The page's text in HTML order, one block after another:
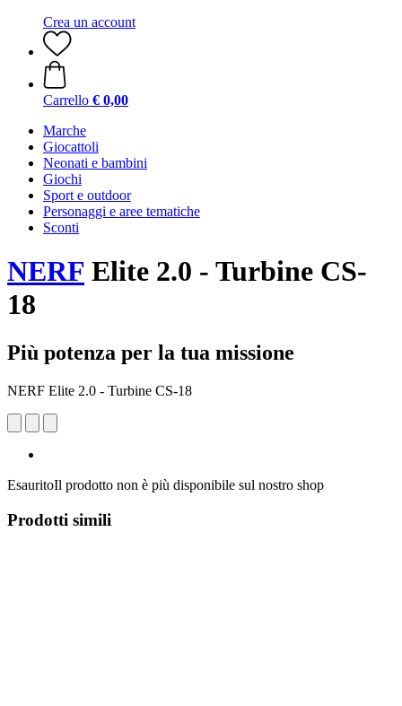
Crea un account
Carrello € 0,00
Marche
Giocattoli
Neonati e bambini
Giochi
Sport e outdoor
Personaggi e aree tematiche
Sconti
NERF Elite 2.0 - Turbine CS-
18
Più potenza per la tua missione
NERF Elite 2.0 - Turbine CS-18
EsauritoIl prodotto non è più disponibile sul nostro shop
Prodotti simili